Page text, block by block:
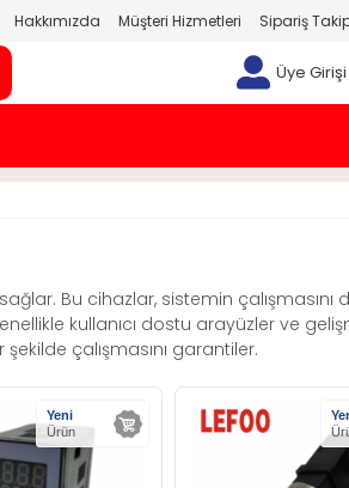
Hakkımızda Müşteri Hizmetleri Sipariş
Üye Girişi
Bu cihazlar, sistemin çalışmasını
kullanıcı dostu arayüzler ve
çalışmasını garantiler.
Yeni
Ürün